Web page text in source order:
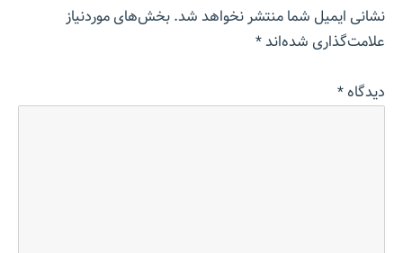
نشانی ایمیل شما منتشر نخواهد شد.بخش‌های موردنیاز
علامت‌گذاری شده‌اند*
دیدگاه*